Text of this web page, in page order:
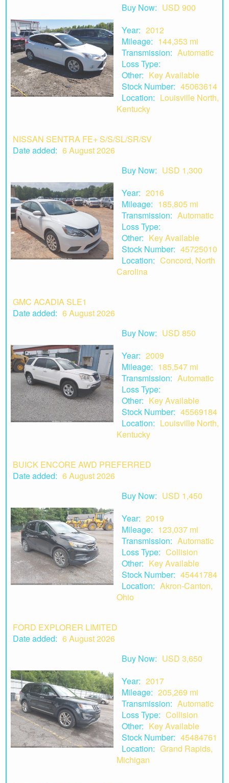
Buy Now: USD 900
Year: 2012
Mileage: 144,353 mi
Transmission: Automatic
Loss Type:
Other: Key Available
Stock Number: 45063614
Location: Louisville North,
Kentucky
NISSAN SENTRA FE+ S/S/SL/SR/SV
Date added: 6 August 2026
Buy Now: USD 1,300
Year: 2016
Mileage: 185,805 mi
Transmission: Automatic
Loss Type:
Other: Key Available
Stock Number: 45725010
Location: Concord, North
Carolina
GMC ACADIA SLE1
Date added: 6 August 2026
Buy Now: USD 850
Year: 2009
Mileage: 185,547 mi
Transmission: Automatic
Loss Type:
Other: Key Available
Stock Number: 45569184
Location: Louisville North,
Kentucky
BUICK ENCORE AWD PREFERRED
Date added: 6 August 2026
Buy Now: USD 1,450
Year: 2019
Mileage: 123,037 mi
Transmission: Automatic
Loss Type: Collision
Other: Key Available
Stock Number: 45441784
Location: Akron-Canton,
Ohio
FORD EXPLORER LIMITED
Date added: 6 August 2026
Buy Now: USD 3,650
Year: 2017
Mileage: 205,269 mi
Transmission: Automatic
Loss Type: Collision
Other: Key Available
Stock Number: 45484761
Location: Grand Rapids,
Michigan